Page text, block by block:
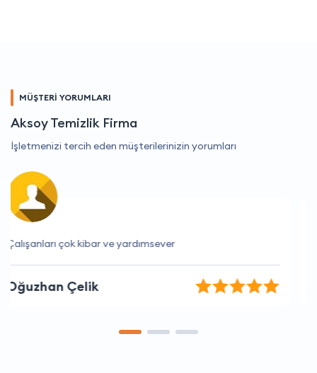
MÜŞTERİ YORUMLARI
Aksoy Temizlik Firma
İşletmenizi tercih eden müşterilerinizin yorumları
Sizinle çalışmak gerçekten çok keyifli.
Ege Yazıcı